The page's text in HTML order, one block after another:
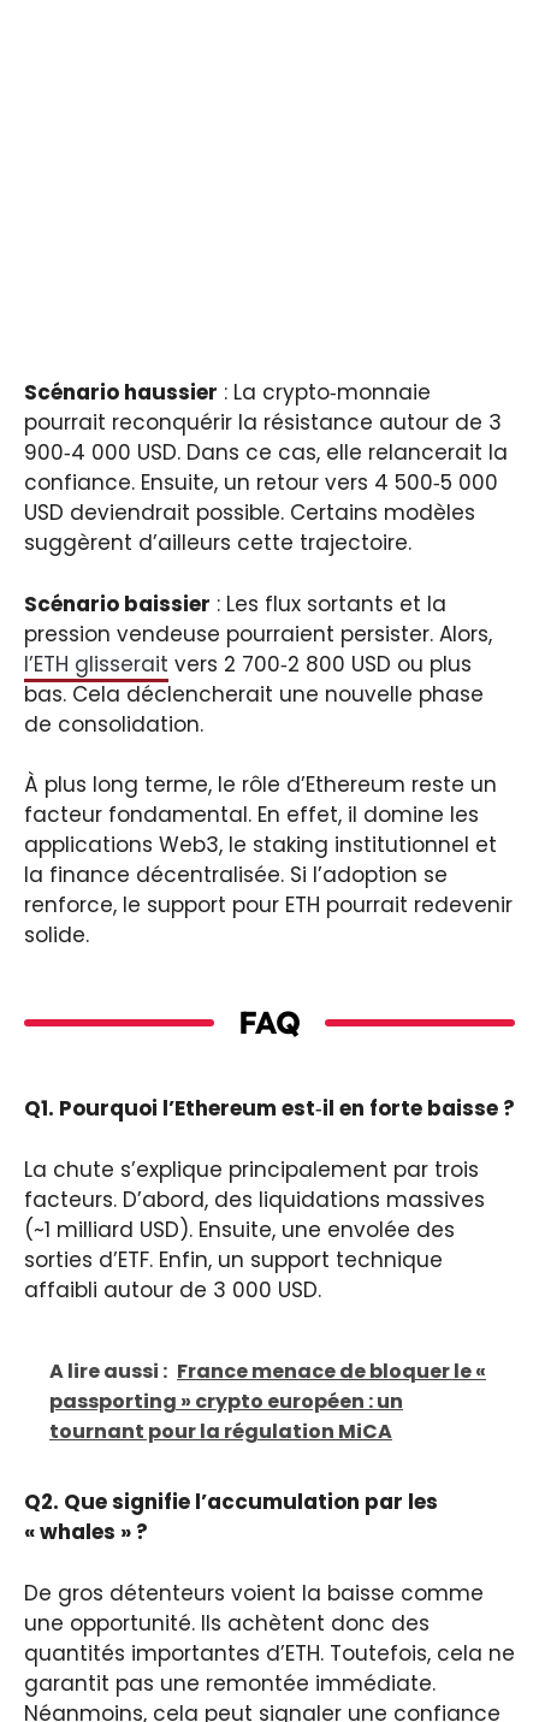
Scénario haussier : La crypto‑monnaie
pourrait reconquérir la résistance autour de 3
900‑4 000 USD. Dans ce cas, elle relancerait la
confiance. Ensuite, un retour vers 4 500‑5 000
USD deviendrait possible. Certains modèles
suggèrent d’ailleurs cette trajectoire.
Scénario baissier : Les flux sortants et la
pression vendeuse pourraient persister. Alors,
l’ETH glisserait vers 2 700‑2 800 USD ou plus
bas. Cela déclencherait une nouvelle phase
de consolidation.
À plus long terme, le rôle d’Ethereum reste un
facteur fondamental. En effet, il domine les
applications Web3, le staking institutionnel et
la finance décentralisée. Si l’adoption se
renforce, le support pour ETH pourrait redevenir
solide.
FAQ
Q1. Pourquoi l’Ethereum est‑il en forte baisse ?
La chute s’explique principalement par trois
facteurs. D’abord, des liquidations massives
(~1 milliard USD). Ensuite, une envolée des
sorties d’ETF. Enfin, un support technique
affaibli autour de 3 000 USD.
A lire aussi : France menace de bloquer le «
passporting » crypto européen : un
tournant pour la régulation MiCA
Q2. Que signifie l’accumulation par les
« whales » ?
De gros détenteurs voient la baisse comme
une opportunité. Ils achètent donc des
quantités importantes d’ETH. Toutefois, cela ne
garantit pas une remontée immédiate.
Néanmoins, cela peut signaler une confiance